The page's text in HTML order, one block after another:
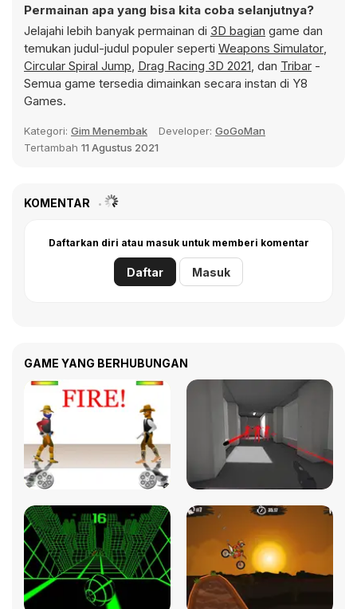
Permainan apa yang bisa kita coba selanjutnya?
Jelajahi lebih banyak permainan di 3D bagian game dan
temukan judul-judul populer seperti Weapons Simulator,
Circular Spiral Jump, Drag Racing 3D 2021, dan Tribar -
Semua game tersedia dimainkan secara instan di Y8
Games.
Kategori: Gim Menembak Developer: GoGoMan
Tertambah 11 Agustus 2021
KOMENTAR
Daftarkan diri atau masuk untuk memberi komentar
Daftar Masuk
GAME YANG BERHUBUNGAN